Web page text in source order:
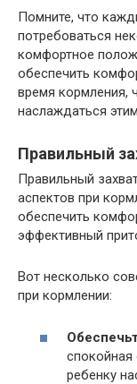
Помните, что
потребоваться
комфортное
обеспечить
время кормления,
наслаждаться
Правильный
Правильный
аспектов при
обеспечить
эффективный
Вот несколько
при кормлении:
спокойная
ребенку